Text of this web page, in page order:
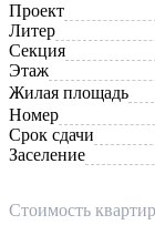
Проект
Литер
Секция
Этаж
Жилая площадь
Номер
Срок сдачи
Заселение
Стоимость